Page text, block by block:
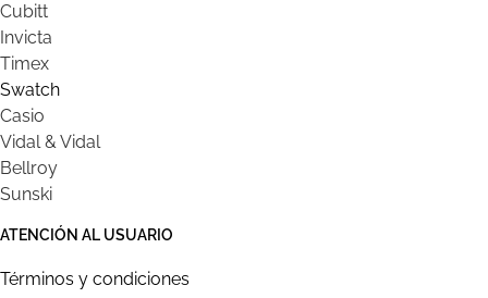
Cubitt
Invicta
Timex
Swatch
Casio
Vidal & Vidal
Bellroy
Sunski
ATENCIÓN AL USUARIO
Términos y condiciones